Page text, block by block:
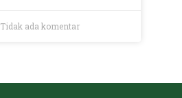
Tidak ada komentar